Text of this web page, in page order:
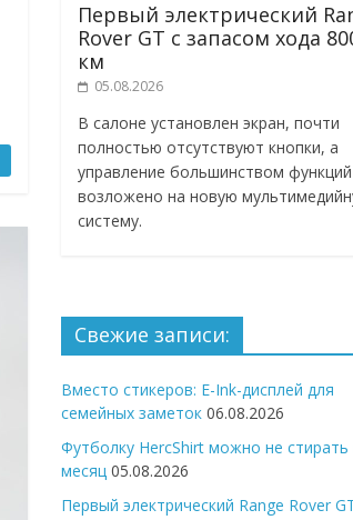
Первый электрический
Rover GT с запасом хода
км
05.08.2026
В салоне установлен экран, почти
полностью отсутствуют кнопки, а
управление большинством функций
возложено на новую
систему.
Свежие записи:
Вместо стикеров: E-Ink-дисплей для
семейных заметок 06.08.2026
Футболку HercShirt можно не стирать
месяц 05.08.2026
Первый электрический Range Rover